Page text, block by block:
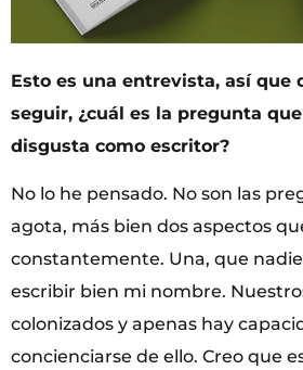
Esto es una entrevista, así que
seguir, ¿cuál es la pregunta
disgusta como escritor?
No lo he pensado. No son las
agota, más bien dos aspectos
constantemente. Una, que nadie
escribir bien mi nombre.
colonizados y apenas hay
concienciarse de ello. Creo que